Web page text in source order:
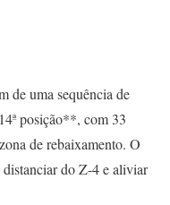
de uma sequência de
posição**, com 33
de rebaixamento. O
distanciar do Z-4 e aliviar